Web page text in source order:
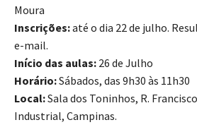
Moura
Inscrições:até o dia 22 de julho.
e-mail.
Início das aulas: 26 de Julho
Horário:Sábados, das 9h30 às 11h30
Local:Sala dos Toninhos, R.
Industrial, Campinas.